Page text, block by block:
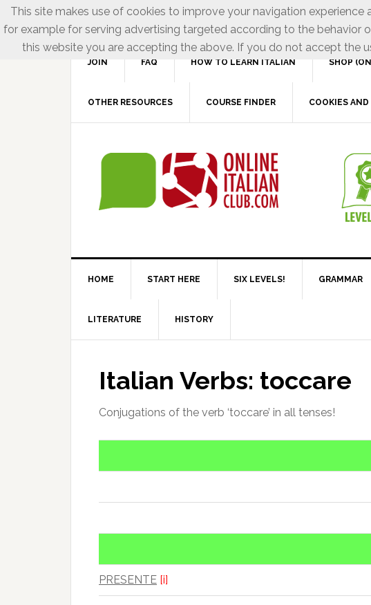
JOIN FAQ HOW TO LEARN ITALIAN SHOP
OTHER RESOURCES COURSE FINDER COOKIES AND
HOME START HERE SIX LEVELS! GRAMMAR
LITERATURE HISTORY
Italian Verbs: toccare
Conjugations of the verb ‘toccare’ in all tenses!
PRESENTE [i]
This site makes use of cookies to improve your navigation
for example for serving advertising targeted according to the behavior
this website you are accepting the above. If you do not accept the